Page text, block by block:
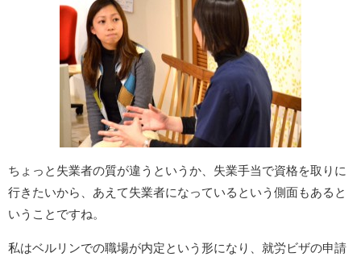
ちょっと失業者の質が違うというか、失業手当で資格を取りに
行きたいから、あえて失業者になっているという側面もあると
いうことですね。
私はベルリンでの職場が内定という形になり、就労ビザの申請